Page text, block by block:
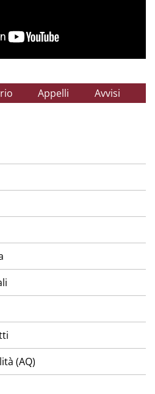
Appelli Avvisi
(AQ)